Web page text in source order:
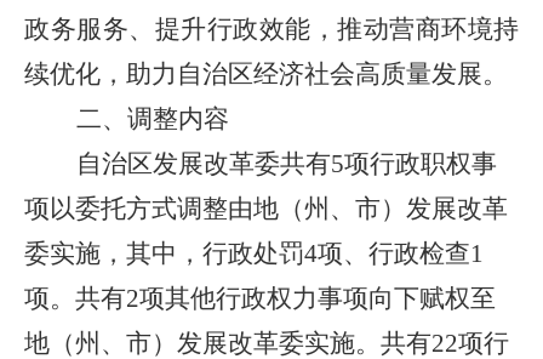
政务服务、 提升行政效能， 推动营商环境持
续优化，助力自治区经济社会高质量发展。
二、 调整内容
自治区发展改革委共有5项行政职权事
项以委托方式调整由地 （州、市）发展改革
委实施 ， 其中，行政处罚4项、行政检查1
项。共有2项其他行政权力事项向下赋权至
地 （州、市）发展改革委实施。共有22项行